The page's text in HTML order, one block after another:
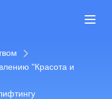
"Красота и